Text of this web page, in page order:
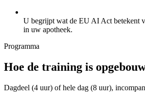
U begrijpt wat de EU AI Act betekent
in uw apotheek.
Programma
Hoe de training is
Dagdeel (4 uur) of hele dag (8 uur),